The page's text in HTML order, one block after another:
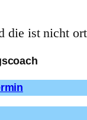
die ist nicht